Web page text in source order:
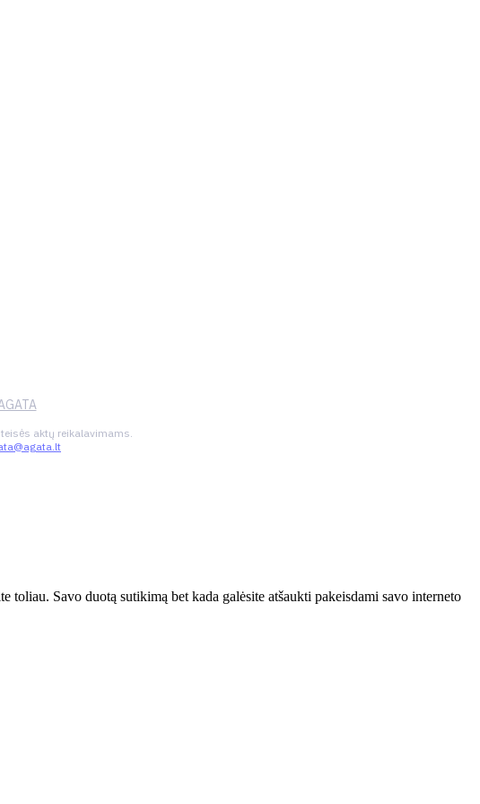
aktų reikalavimams.
Savo duotą sutikimą bet kada galėsite atšaukti pakeisdami savo interneto